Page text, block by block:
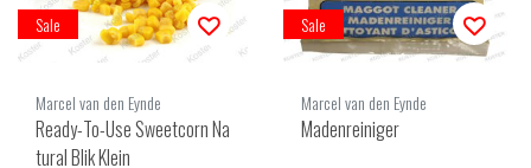
Sale
Marcel van den Eynde
Ready-To-Use Sweetcorn Na
tural Blik Klein
Sale
Marcel van den Eynde
Madenreiniger